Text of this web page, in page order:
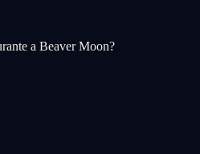
a Beaver Moon?